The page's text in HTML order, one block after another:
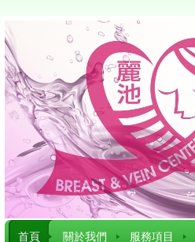
首頁 關於我們 服務項目